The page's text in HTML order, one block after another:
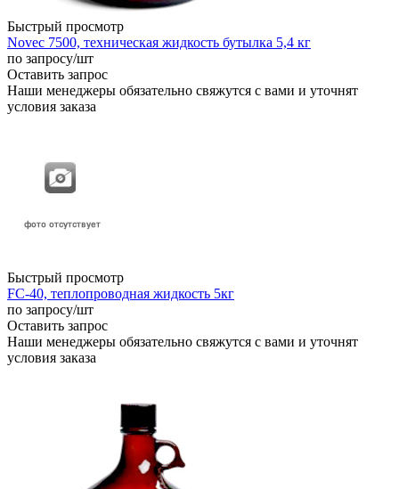
Быстрый просмотр
Novec 7500, техническая жидкость бутылка 5,4 кг
по запросу/шт
Оставить запрос
Наши менеджеры обязательно свяжутся с вами и уточнят
условия заказа
Быстрый просмотр
FC-40, теплопроводная жидкость 5кг
по запросу/шт
Оставить запрос
Наши менеджеры обязательно свяжутся с вами и уточнят
условия заказа